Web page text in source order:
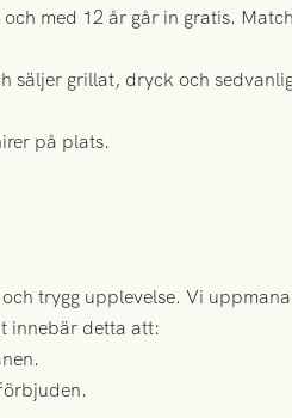
med 12 år går in gratis.
säljer grillat, dryck och
på plats.
trygg upplevelse. Vi
innebär detta att: